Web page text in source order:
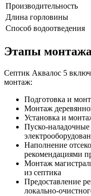
Производительность
Длина горловины
Способ водоотведения
Этапы монтажа
Септик Аквалос 5
монтаж:
Подготовка и
Монтаж
Установка и
Пуско-
Наполнение
рекомендациями
Монтаж
из септика
Предоставление
локально-